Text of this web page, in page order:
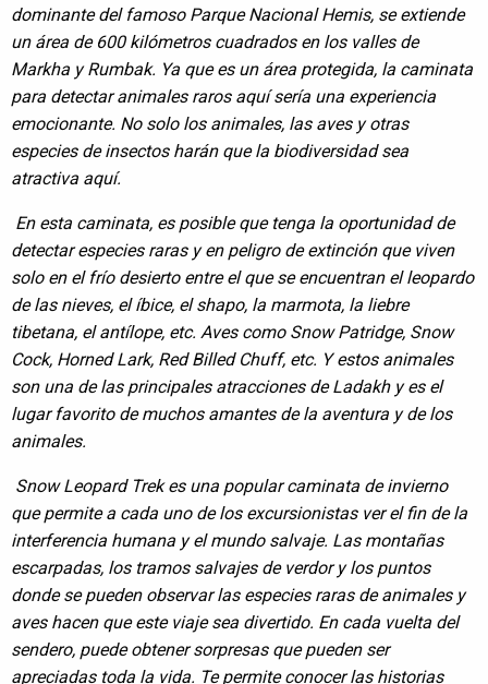
dominante del famoso Parque Nacional Hemis, se extiende
un área de 600 kilómetros cuadrados en los valles de
Markha y Rumbak. Ya que es un área protegida, la caminata
para detectar animales raros aquí sería una experiencia
emocionante. No solo los animales, las aves y otras
especies de insectos harán que la biodiversidad sea
atractiva aquí.
En esta caminata, es posible que tenga la oportunidad de
detectar especies raras y en peligro de extinción que viven
solo en el frío desierto entre el que se encuentran el leopardo
de las nieves, el íbice, el shapo, la marmota, la liebre
tibetana, el antílope, etc. Aves como Snow Patridge, Snow
Cock, Horned Lark, Red Billed Chuff, etc. Y estos animales
son una de las principales atracciones de Ladakh y es el
lugar favorito de muchos amantes de la aventura y de los
animales.
Snow Leopard Trek es una popular caminata de invierno
que permite a cada uno de los excursionistas ver el fin de la
interferencia humana y el mundo salvaje. Las montañas
escarpadas, los tramos salvajes de verdor y los puntos
donde se pueden observar las especies raras de animales y
aves hacen que este viaje sea divertido. En cada vuelta del
sendero, puede obtener sorpresas que pueden ser
apreciadas toda la vida. Te permite conocer las historias